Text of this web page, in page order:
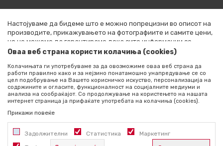
Настојуваме да бидеме што е можно попрецизни во описот на
производите, прикажувањето на фотографиите и самите цени,
но не можеме да гарантираме дека сите информации се
комплетни и без грешки. Сите артикли прикажани на сајтот се
секој момент. Расположливоста на производите можете да ја
проверите со повик на +389 76 444 490
©2026 literatura.mk, Изработено одNB SOFT. Сите права
задржани.
Оваа веб страна користи колачиња (cookies)
Колачињата ги употребуваме за да овозможиме оваа веб страна да
работи правилно како и за нејзино понатамошно унапредување се со
цел подобрување на Вашето корисничко искуство, персонализација на
содржините и огласите, функционалност на социјалните медиуми и
анализа на сообраќајот. Со продолжување на користењето на нашата
интернет страница ја прифаќате употребата на колачиња (cookies).
Прикажи повеќе
Задолжителни Статистика Маркетинг